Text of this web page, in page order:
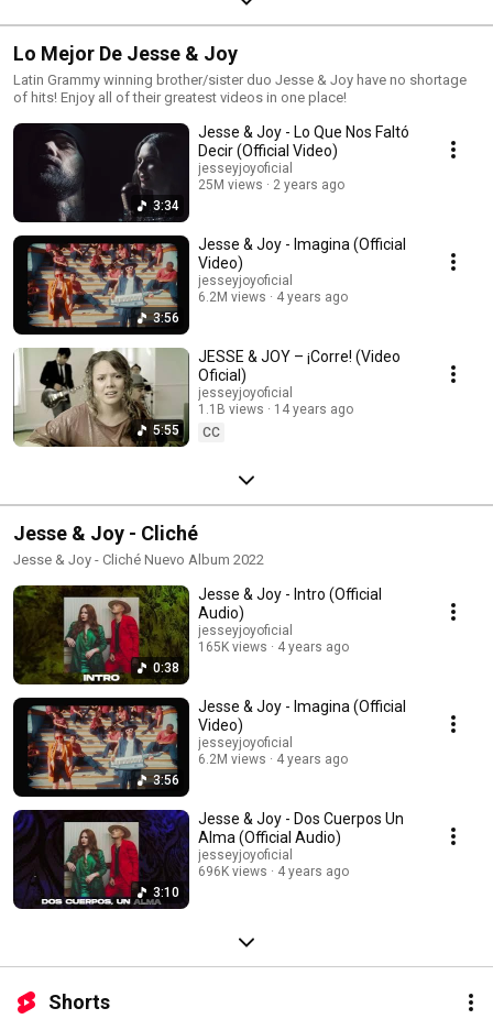
Lo Mejor De Jesse & Joy
Latin Grammy winning brother/sister duo Jesse & Joy have no shortage
of hits! Enjoy all of their greatest videos in one place!
3:34
Jesse & Joy - Lo Que Nos Faltó
Decir (Official Video)
jesseyjoyoficial
25M views
2 years ago
3:56
Jesse & Joy - Imagina (Official
Video)
jesseyjoyoficial
6.2M views
4 years ago
5:55
JESSE & JOY – ¡Corre! (Video
Oficial)
jesseyjoyoficial
1.1B views
14 years ago
CC
Jesse & Joy - Cliché
Jesse & Joy - Cliché Nuevo Album 2022
0:38
Jesse & Joy - Intro (Official
Audio)
jesseyjoyoficial
165K views
4 years ago
3:56
Jesse & Joy - Imagina (Official
Video)
jesseyjoyoficial
6.2M views
4 years ago
3:10
Jesse & Joy - Dos Cuerpos Un
Alma (Official Audio)
jesseyjoyoficial
696K views
4 years ago
Shorts